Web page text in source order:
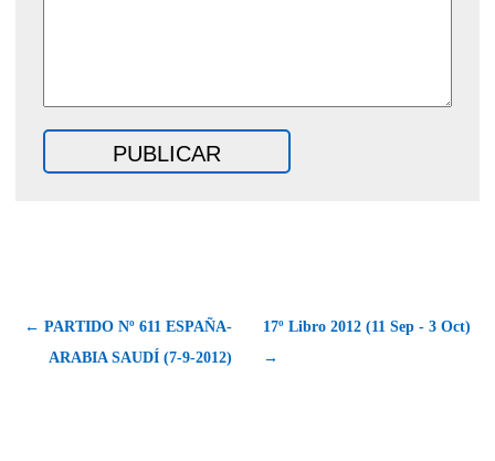
← PARTIDO Nº 611 ESPAÑA-
ARABIA SAUDÍ (7-9-2012)
17º Libro 2012 (11 Sep - 3 Oct)
→